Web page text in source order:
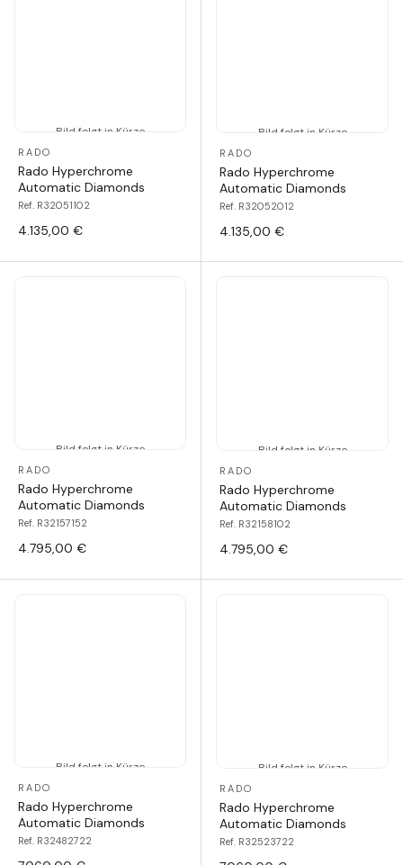
Bild folgt in Kürze
RADO
Rado Hyperchrome
Automatic Diamonds
Ref. R32051102
4.135,00 €
Bild folgt in Kürze
RADO
Rado Hyperchrome
Automatic Diamonds
Ref. R32052012
4.135,00 €
Bild folgt in Kürze
RADO
Rado Hyperchrome
Automatic Diamonds
Ref. R32157152
4.795,00 €
Bild folgt in Kürze
RADO
Rado Hyperchrome
Automatic Diamonds
Ref. R32158102
4.795,00 €
Bild folgt in Kürze
RADO
Rado Hyperchrome
Automatic Diamonds
Ref. R32482722
Bild folgt in Kürze
RADO
Rado Hyperchrome
Automatic Diamonds
Ref. R32523722